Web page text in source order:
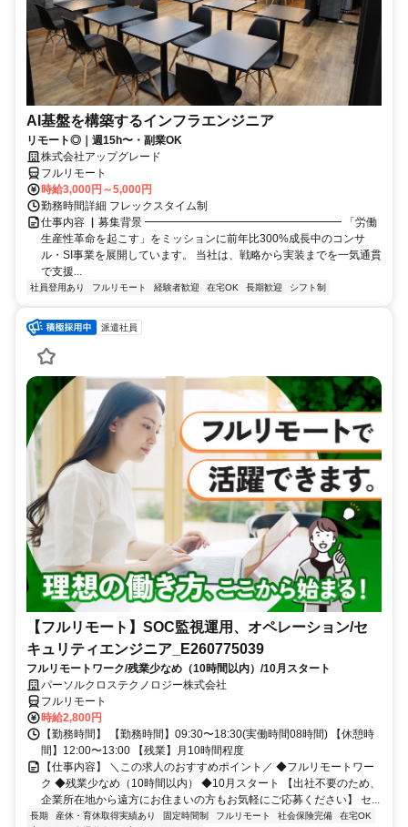
AI基盤を構築するインフラエンジニア
リモート◎｜週15h〜・副業OK
株式会社アップグレード
フルリモート
時給3,000円～5,000円
勤務時間詳細 フレックスタイム制
仕事内容 ▏募集背景 ━━━━━━━━━━━━━━━━━━ 「労働
生産性革命を起こす」をミッションに前年比300%成長中のコンサ
ル・SI事業を展開しています。 当社は、戦略から実装までを一気通貫
で支援...
社員登用あり フルリモート 経験者歓迎 在宅OK 長期歓迎 シフト制
派遣社員
【フルリモート】SOC監視運用、オペレーション/セ
キュリティエンジニア_E260775039
フルリモートワーク/残業少なめ（10時間以内）/10月スタート
パーソルクロステクノロジー株式会社
フルリモート
時給2,800円
【勤務時間】 【勤務時間】09:30〜18:30(実働時間08時間) 【休憩時
間】12:00〜13:00 【残業】月10時間程度
【仕事内容】 ＼この求人のおすすめポイント／ ◆フルリモートワー
ク ◆残業少なめ（10時間以内） ◆10月スタート 【出社不要のため、
企業所在地から遠方にお住まいの方もお気軽にご応募ください】 セ...
長期 産休・育休取得実績あり 固定時間制 フルリモート 社会保険完備
在宅OK